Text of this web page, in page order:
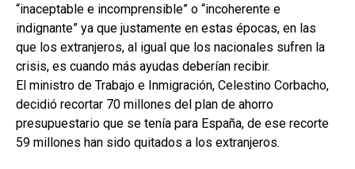
“inaceptable e incomprensible” o “incoherente e
indignante” ya que justamente en estas épocas, en las
que los extranjeros, al igual que los nacionales sufren la
crisis, es cuando más ayudas deberían recibir.
El ministro de Trabajo e Inmigración, Celestino Corbacho,
decidió recortar 70 millones del plan de ahorro
presupuestario que se tenía para España, de ese recorte
59 millones han sido quitados a los extranjeros.